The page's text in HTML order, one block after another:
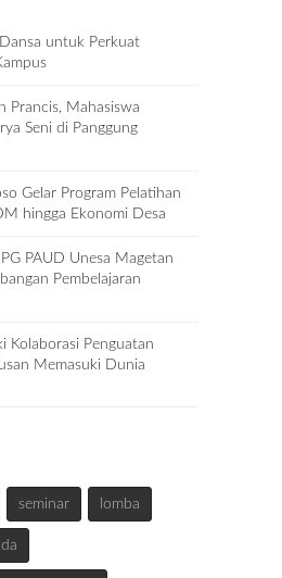
untuk Perkuat
Prancis, Mahasiswa
Seni di Panggung
Gelar Program Pelatihan
hingga Ekonomi Desa
PAUD Unesa Magetan
Pembelajaran
Kolaborasi Penguatan
Memasuki Dunia
seminar lomba